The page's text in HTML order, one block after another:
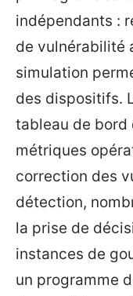
indépendants :
de vulnérabilité
simulation
des dispositifs.
tableau de bord
métriques
correction des
détection,
la prise de
instances de
un programme